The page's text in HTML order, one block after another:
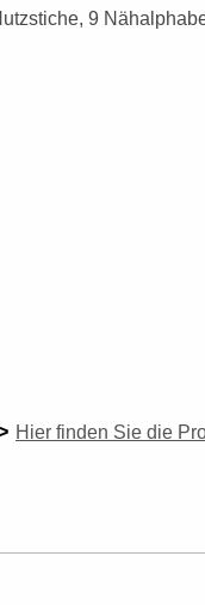
9
Hier finden Sie die